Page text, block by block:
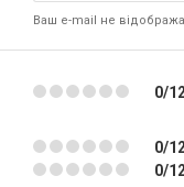
Ваш e-mail не
0/
0/
0/